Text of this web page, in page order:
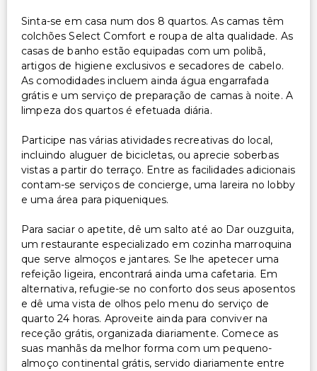
Sinta-se em casa num dos 8 quartos. As camas têm
colchões Select Comfort e roupa de alta qualidade. As
casas de banho estão equipadas com um polibã,
artigos de higiene exclusivos e secadores de cabelo.
As comodidades incluem ainda água engarrafada
grátis e um serviço de preparação de camas à noite. A
limpeza dos quartos é efetuada diária.
Participe nas várias atividades recreativas do local,
incluindo aluguer de bicicletas, ou aprecie soberbas
vistas a partir do terraço. Entre as facilidades adicionais
contam-se serviços de concierge, uma lareira no lobby
e uma área para piqueniques.
Para saciar o apetite, dê um salto até ao Dar ouzguita,
um restaurante especializado em cozinha marroquina
que serve almoços e jantares. Se lhe apetecer uma
refeição ligeira, encontrará ainda uma cafetaria. Em
alternativa, refugie-se no conforto dos seus aposentos
e dê uma vista de olhos pelo menu do serviço de
quarto 24 horas. Aproveite ainda para conviver na
receção grátis, organizada diariamente. Comece as
suas manhãs da melhor forma com um pequeno-
almoço continental grátis, servido diariamente entre